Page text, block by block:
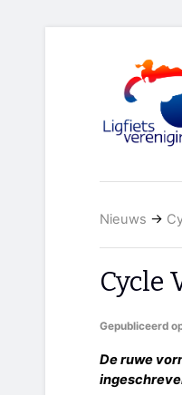
Nieuws →
Cycle
Gepubliceerd
De ruwe